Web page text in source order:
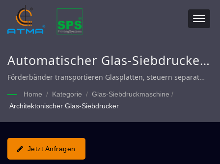
Automatischer Glas-Siebdrucker,
Haushaltsglas-Siebdrucker,
Automobilglas-Siebdrucker
Förderbänder transportieren Glasplatten, steuern separat
präzise Steuerung der Registrierungsgenauigkeit, eine
Substrathöhe für einen reibungslosen Druck auszugleichen.
Home / Kategorie / Glas-Siebdruckmaschine /
Architektonischer Glas-Siebdrucker
Jetzt Anfragen